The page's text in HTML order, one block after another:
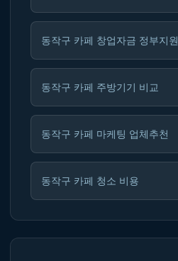
동작구 카페 창업자금 정부지원
동작구 카페 주방기기 비교
동작구 카페 마케팅 업체추천
동작구 카페 청소 비용